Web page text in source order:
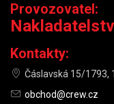
Provozovatel:
Kontakty:
Čáslavská 15/1793,
obchod@crew.cz